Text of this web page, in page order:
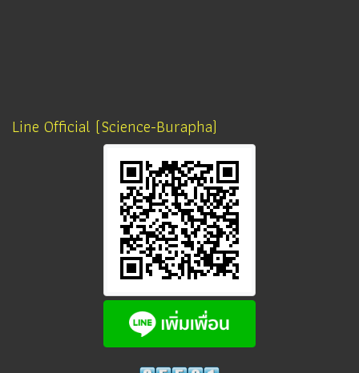
Line Official (Science-Burapha)